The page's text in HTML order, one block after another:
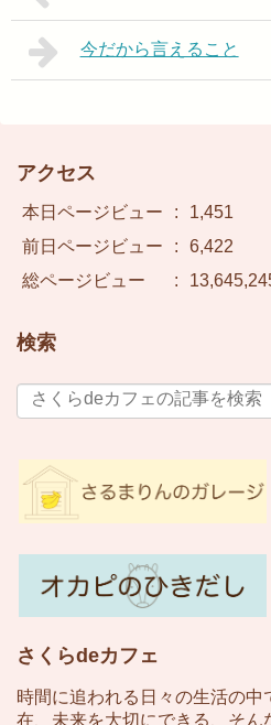
今だから言えること
アクセス
本日ページビュー :
1,451
前日ページビュー
:
6,422
総ページビュー
:
検索
さくらdeカフェ
時間に追われる日々の生活の中
在、未来を大切にできる、そ